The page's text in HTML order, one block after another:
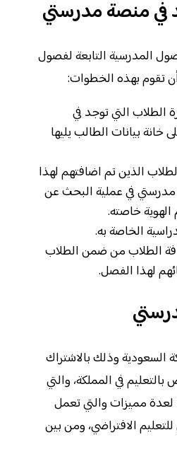
في منصة مدرستي
المدرسية التابعة لفصول
تقوم بهذه الخطوات:
الطلاب التي توجد في
خانة بيانات الطالب يليها
الذين تم اضافتهم لهذا
في عملية البحث عن
خاصته.
الخاصة به.
الطلاب من ضمن الطلاب
لهذا الفصل.
السعودية وذلك بالاشتراك
في المملكة، والتي
مميزات والتي تعمل
الافتراضي، ومن بين